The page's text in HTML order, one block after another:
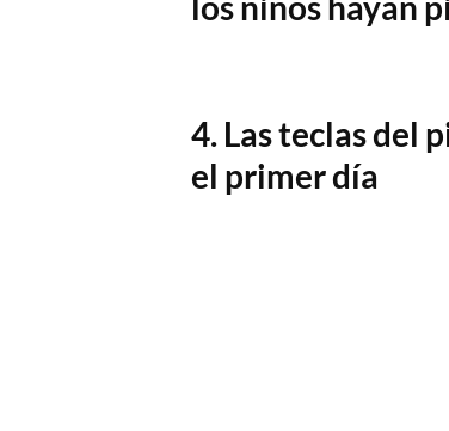
4. Las teclas del
el primer día